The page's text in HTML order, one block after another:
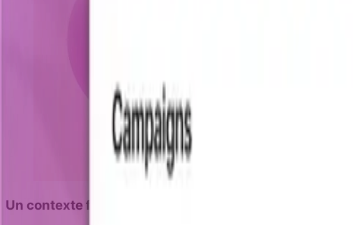
Un contexte frais prévient les messages non pertinents